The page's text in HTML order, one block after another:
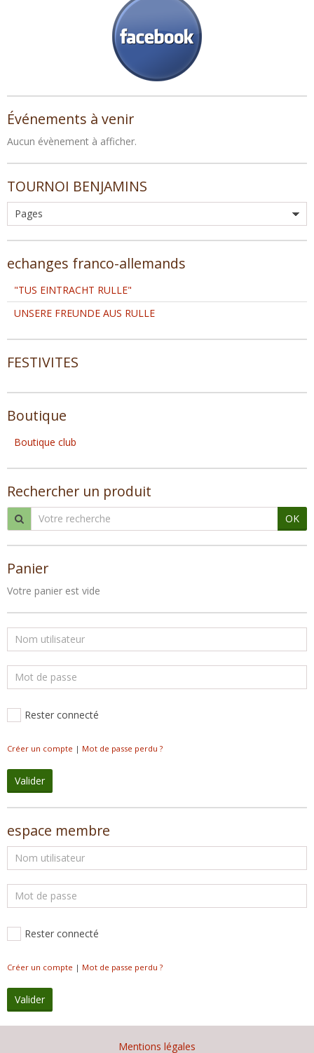
Événements à venir
Aucun évènement à afficher.
TOURNOI BENJAMINS
echanges franco-allemands
"TUS EINTRACHT RULLE"
UNSERE FREUNDE AUS RULLE
FESTIVITES
Boutique
Boutique club
Rechercher un produit
OK
Panier
Votre panier est vide
Rester connecté
Créer un compte | Mot de passe perdu ?
Valider
espace membre
Rester connecté
Créer un compte | Mot de passe perdu ?
Valider
Mentions légales